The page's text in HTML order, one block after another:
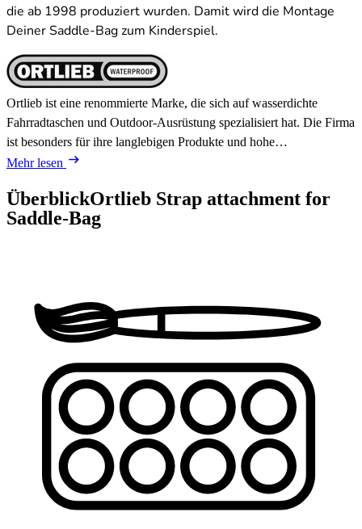
die ab 1998 produziert wurden. Damit wird die Montage
Deiner Saddle-Bag zum Kinderspiel.
Ortlieb ist eine renommierte Marke, die sich auf wasserdichte
Fahrradtaschen und Outdoor-Ausrüstung spezialisiert hat. Die Firma
ist besonders für ihre langlebigen Produkte und hohe…
Mehr lesen
ÜberblickOrtlieb Strap attachment for
Saddle-Bag